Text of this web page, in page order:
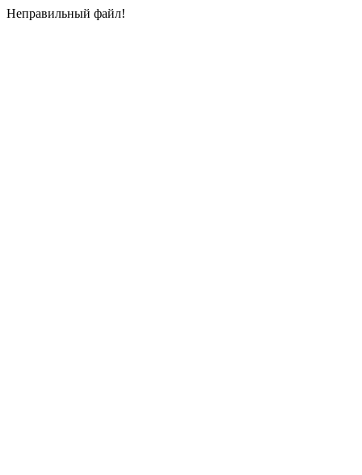
Неправильный файл!